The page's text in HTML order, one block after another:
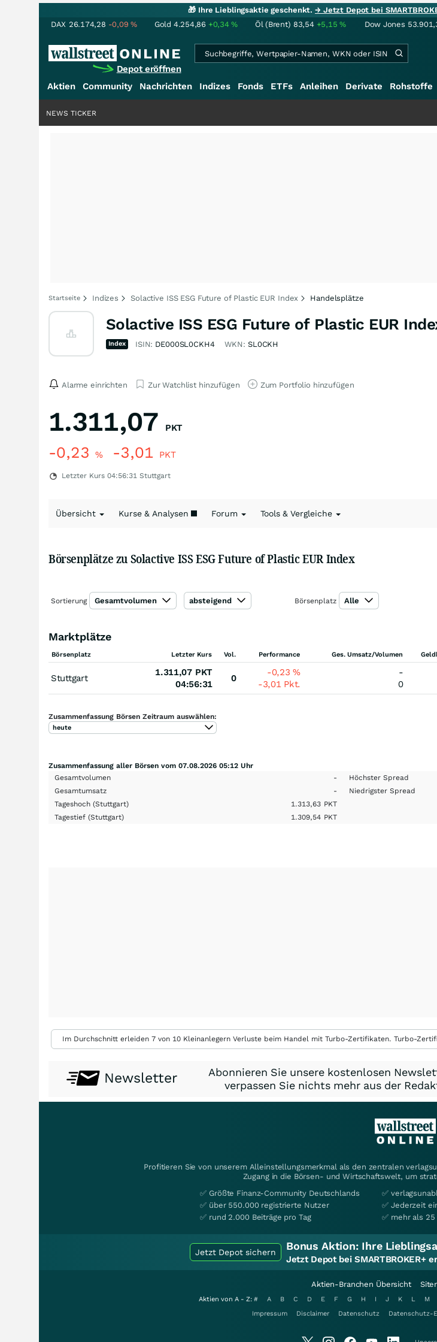
🎁 Ihre Lieblingsaktie geschenkt.→ Jetzt Depot bei
DAX 26.174,28 -0,09% Gold 4.254,86 +0,34% Öl (Brent) 83,54 +5,15% Dow Jones
Depot eröffnen
Aktien Community Nachrichten Indizes Fonds ETFs Anleihen Derivate Rohstoffe
NEWS TICKER
Startseite Indizes Solactive ISS ESG Future of Plastic EUR Index Handelsplätze
Solactive ISS ESG Future of Plastic EUR
Index ISIN: DE000SL0CKH4 WKN: SL0CKH
Alarme einrichten Zur Watchlist hinzufügen Zum Portfolio hinzufügen
1.311,07 PKT
-0,23 % -3,01 PKT
Letzter Kurs 04:56:31 Stuttgart
Übersicht Kurse & Analysen Forum Tools & Vergleiche
Börsenplätze zu Solactive ISS ESG Future of Plastic EUR Index
Sortierung Gesamtvolumen absteigend Börsenplatz Alle
Marktplätze
Börsenplatz Letzter Kurs Vol. Performance Ges. Umsatz/Volumen
Stuttgart
1.311,07 PKT
04:56:31
0
-0,23%
-3,01 Pkt.
-
0
Zusammenfassung Börsen Zeitraum auswählen:
heute
Zusammenfassung aller Börsen vom 07.08.2026 05:12 Uhr
Gesamtvolumen
- Höchster Spread
Gesamtumsatz
- Niedrigster Spread
Tageshoch (Stuttgart) 1.313,63 PKT
Tagestief (Stuttgart) 1.309,54 PKT
Im Durchschnitt erleiden 7 von 10 Kleinanlegern Verluste beim Handel mit Turbo-Zertifikaten. Turbo-
Newsletter
Abonnieren Sie unsere kostenlosen
verpassen Sie nichts mehr aus der
Profitieren Sie von unserem Alleinstellungsmerkmal als den zentralen
Zugang in die Börsen- und Wirtschaftswelt, um
✅ Größte Finanz-Community Deutschlands
✅ über 550.000 registrierte Nutzer
✅ rund 2.000 Beiträge pro Tag
✅
✅ Jederzeit
✅ mehr als
Jetzt Depot sichern Bonus Aktion: Ihre
Jetzt Depot bei SMARTBROKER+
Aktien-Branchen Übersicht
Aktien von A - Z: # A B C D E F G H I J K L M
Impressum
Disclaimer Datenschutz Datenschutz-